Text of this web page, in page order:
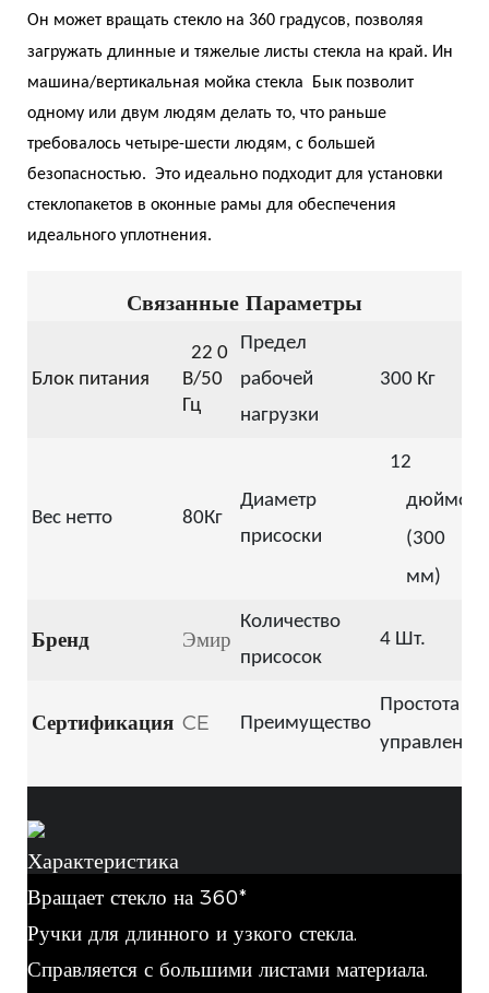
Он может вращать стекло на 360 градусов, позволяя
загружать длинные и тяжелые листы стекла на край. Ин
машина/вертикальная мойка стекла Бык позволит
одному или двум людям делать то, что раньше
требовалось четыре-шести людям, с большей
безопасностью. Это идеально подходит для установки
стеклопакетов в оконные рамы для обеспечения
идеального уплотнения.
Связанные Параметры
Блок питания
22 0
В/50
Гц
Предел
рабочей
нагрузки
300 Кг
Вес нетто 80Кг
Диаметр
присоски
12
дюймов
(300
мм)
Бренд Эмир
Количество
присосок
4 Шт.
Сертификация CE Преимущество
Простота
управления
Характеристика
Вращает стекло на 360*
Ручки для длинного и узкого стекла.
Справляется с большими листами материала.